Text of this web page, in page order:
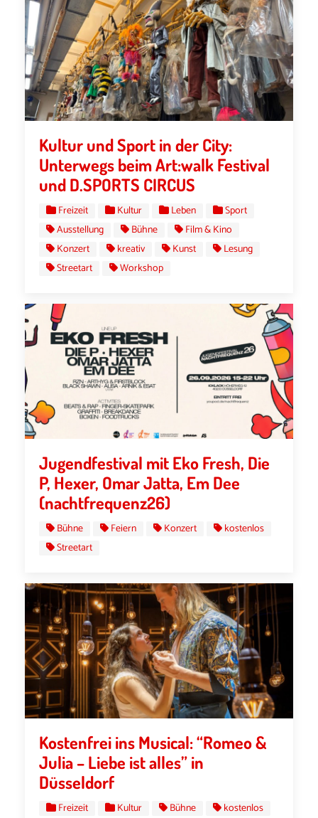
Kultur und Sport in der City:
Unterwegs beim Art:walk Festival
und D.SPORTS CIRCUS
Freizeit Kultur Leben
Sport
Ausstellung
Bühne
Film & Kino
Konzert
kreativ Kunst
Lesung
Streetart
Workshop
Jugendfestival mit Eko Fresh, Die
P, Hexer, Omar Jatta, Em Dee
(nachtfrequenz26)
Bühne Feiern Konzert
kostenlos
Streetart
Kostenfrei ins Musical: “Romeo &
Julia – Liebe ist alles” in
Düsseldorf
Freizeit Kultur Bühne
kostenlos